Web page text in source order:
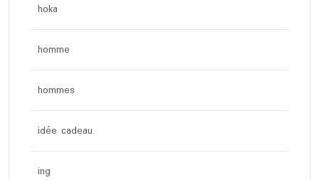
hoka
homme
hommes
idée cadeau
ing